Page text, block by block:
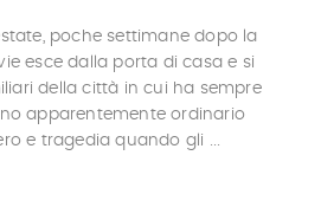
poche settimane dopo la
esce dalla porta di casa e si
della città in cui ha sempre
apparentemente ordinario
e tragedia quando gli ...